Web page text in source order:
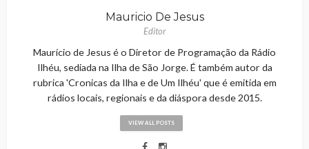
Mauricio De Jesus
Editor
Maurício de Jesus é o Diretor de Programação da Rádio
Ilhéu, sediada na Ilha de São Jorge. É também autor da
rubrica 'Cronicas da Ilha e de Um Ilhéu' que é emitida em
rádios locais, regionais e da diáspora desde 2015.
VIEW ALL POSTS